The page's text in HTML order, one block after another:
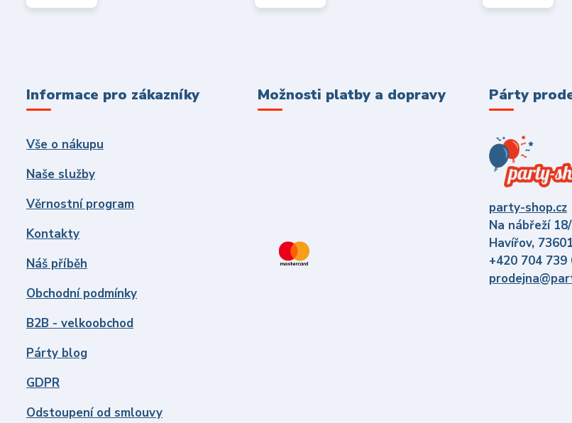
Informace pro zákazníky
Vše o nákupu
Naše služby
Věrnostní program
Kontakty
Náš příběh
Obchodní podmínky
B2B - velkoobchod
Párty blog
GDPR
Odstoupení od smlouvy
Možnosti platby a dopravy Párty
party-shop.cz
Na nábřeží
Havířov, 73601
+420 704 739